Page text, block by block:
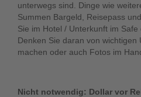
unterwegs sind. Dinge wie
Summen Bargeld, Reisepass
Sie im Hotel / Unterkunft im Safe
Denken Sie daran von wichtigen
machen oder auch Fotos im
Nicht notwendig: Dollar vor